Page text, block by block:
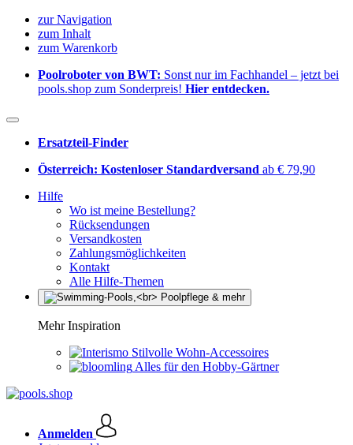
zur Navigation
zum Inhalt
zum Warenkorb
Poolroboter von BWT: Sonst nur im Fachhandel – jetzt bei
pools.shop zum Sonderpreis! Hier entdecken.
Ersatzteil-Finder
Österreich: Kostenloser Standardversand ab € 79,90
Hilfe
Wo ist meine Bestellung?
Rücksendungen
Versandkosten
Zahlungsmöglichkeiten
Kontakt
Alle Hilfe-Themen
Mehr Inspiration
Stilvolle Wohn-Accessoires
Alles für den Hobby-Gärtner
Anmelden